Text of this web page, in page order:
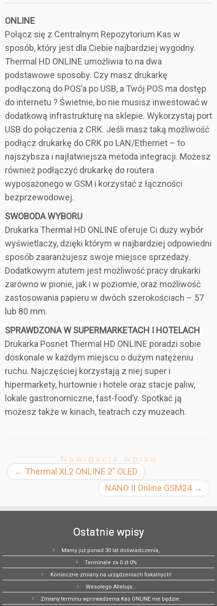
ONLINE
Połącz się z Centralnym Repozytorium Kas w
sposób, który jest dla Ciebie najbardziej wygodny.
Thermal HD ONLINE umożliwia to na dwa
podstawowe sposoby. Czy masz drukarkę
podłączoną do POS’a po USB, a Twój POS ma dostęp
do internetu ? Świetnie, bo nie musisz inwestować w
dodatkową infrastrukturę na sklepie. Wykorzystaj port
USB do połączenia z CRK. Jeśli masz taką możliwość
podłącz drukarkę do CRK po LAN/Ethernet – to
najszybsza i najłatwiejsza metoda integracji. Możesz
również podłączyć drukarkę do routera
wyposażonego w GSM i korzystać z łączności
bezprzewodowej.
SWOBODA WYBORU
Drukarka Thermal HD ONLINE oferuje Ci duży wybór
wyświetlaczy, dzięki którym w najbardziej odpowiedni
sposób zaaranżujesz swoje miejsce sprzedaży.
Dodatkowym atutem jest możliwość pracy drukarki
zarówno w pionie, jak i w poziomie, oraz możliwość
zastosowania papieru w dwóch szerokościach – 57
lub 80 mm.
SPRAWDZONA W SUPERMARKETACH I HOTELACH
Drukarka Posnet Thermal HD ONLINE poradzi sobie
doskonale w każdym miejscu o dużym natężeniu
ruchu. Najczęściej korzystają z niej super i
hipermarkety, hurtownie i hotele oraz stacje paliw,
lokale gastronomiczne, fast-food’y. Spotkać ją
możesz także w kinach, teatrach czy muzeach.
Nawigacja wpisu
← Thermal XL2 ONLINE 2″ OLED
NANO II Online GSM24 →
Ostatnie wpisy
Mamy już ponad 30 lat doświadczenia,
Terminale za 0 zł 0%
Konieczne zmiany na urządzeniach fiskalnych!
Wesołego Alleluja…
Zmiany terminu wprowadzenia Kas ONLINE nie będzie.